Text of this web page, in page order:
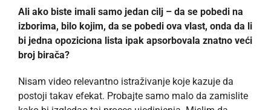
Ali ako biste imali samo jedan cilj – da se pobedi na
izborima, bilo kojim, da se pobedi ova vlast, onda da li
bi jedna opoziciona lista ipak apsorbovala znatno veći
broj birača?
Nisam video relevantno istraživanje koje kazuje da
postoji takav efekat. Probajte samo malo da zamislite